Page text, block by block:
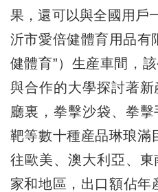
果，還可以與全國用戶
沂市愛倍健體育用品有
健體育”）生産車間，
與合作的大學探討著
廳裏，拳擊沙袋、拳
靶等數十種産品琳琅滿
往歐美、澳大利亞、
家和地區，出口額佔年